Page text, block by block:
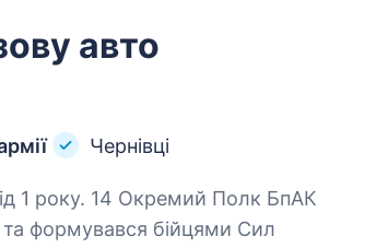
авто
Чернівці
Полк БпАК
формувався бійцями Сил